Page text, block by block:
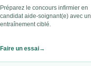
Préparez le concours infirmier en
candidat aide-soignant(e) avec un
entraînement ciblé.
Faire un essai